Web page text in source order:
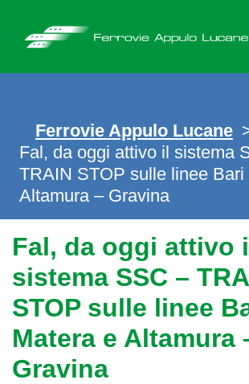
content
Ferrovie Appulo Lucane
Fal, da oggi attivo il sistema
TRAIN STOP sulle linee Bari
Altamura – Gravina
Fal, da oggi attivo
sistema SSC –
STOP sulle linee
Matera e Altamura
Gravina